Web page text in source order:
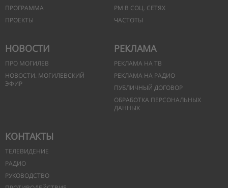
ПРОГРАММА
ПРОЕКТЫ
РМ В СОЦ. СЕТЯХ
ЧАСТОТЫ
НОВОСТИ
ПРО МОГИЛЕВ
НОВОСТИ. МОГИЛЕВСКИЙ
ЭФИР
РЕКЛАМА
РЕКЛАМА НА ТВ
РЕКЛАМА НА РАДИО
ПУБЛИЧНЫЙ ДОГОВОР
ОБРАБОТКА ПЕРСОНАЛЬНЫХ
ДАННЫХ
КОНТАКТЫ
ТЕЛЕВИДЕНИЕ
РАДИО
РУКОВОДСТВО